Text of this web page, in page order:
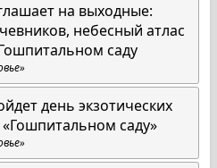
на выходные:
небесный атлас
саду
день экзотических
саду»